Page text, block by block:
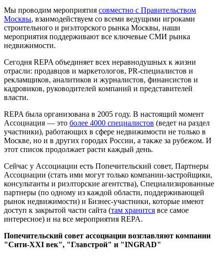
Мы проводим мероприятия совместно с Правительством
Москвы, взаимодействуем со всеми ведущими игроками
строительного и риэлторского рынка Москвы, наши
мероприятия поддерживают все ключевые СМИ рынка
недвижимости.
Сегодня REPA объединяет всех неравнодушных к жизни
отрасли: продавцов и маркетологов, PR-специалистов и
рекламщиков, аналитиков и журналистов, финансистов и
кадровиков, руководителей компаний и представителей
власти.
REPA была организована в 2005 году. В настоящий момент
Ассоциация — это более 4000 специалистов (ведет на раздел
участники), работающих в сфере недвижимости не только в
Москве, но и в других городах России, а также за рубежом. И
этот список продолжает расти каждый день.
Сейчас у Ассоциации есть Попечительский совет, Партнеры
Ассоциации (стать ими могут только компании-застройщики,
консультанты и риэлторские агентства), Специализированные
партнеры (по одному из каждой области, поддерживающей
рынок недвижимости) и Бизнес-участники, которые имеют
доступ к закрытой части сайта (там хранится все самое
интересное) и на все мероприятия REPA.
Попечительский совет ассоциации возглавляют компании
"Сити-XXI век", "Главстрой" и "INGRAD"